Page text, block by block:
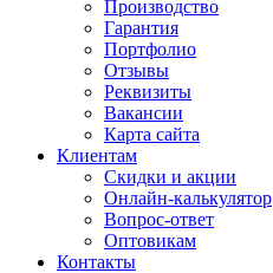
Производство
Гарантия
Портфолио
Отзывы
Реквизиты
Вакансии
Карта сайта
Клиентам
Скидки и акции
Онлайн-калькулятор
Вопрос-ответ
Оптовикам
Контакты